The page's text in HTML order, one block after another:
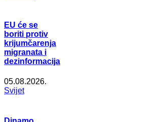
EU će se
boriti protiv
krijumčarenja
migranata i
dezinformacija
05.08.2026.
Svijet